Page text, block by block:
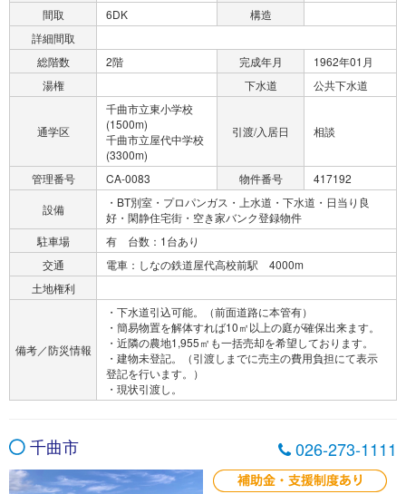
間取
6DK
構造
詳細間取
総階数
2階 完成年月
1962年01月
湯権
下水道 公共下水道
通学区
千曲市立東小学校
(1500m)
千曲市立屋代中学校
(3300m)
引渡/入居日 相談
管理番号 CA-0083 物件番号
417192
設備
・BT別室・プロパンガス・上水道・下水道・日当り良
好・閑静住宅街・空き家バンク登録物件
駐車場
有 台数：1台あり
交通
電車：しなの鉄道屋代高校前駅 4000m
土地権利
備考／防災情報
・下水道引込可能。（前面道路に本管有）
・簡易物置を解体すれば10㎡以上の庭が確保出来ます。
・近隣の農地1,955㎡も一括売却を希望しております。
・建物未登記。（引渡しまでに売主の費用負担にて表示
登記を行います。）
・現状引渡し。
千曲市 026-273-1111